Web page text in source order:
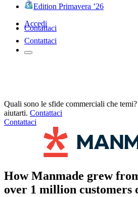
Edition Primavera ’26
Accedi
Contattaci
Contattaci
Quali sono le sfide commerciali che
aiutarti. Contattaci
Contattaci
How Manmade grew
over 1 million customers